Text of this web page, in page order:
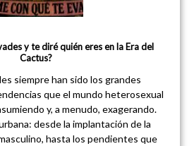
y te diré quién eres en la Era del
Cactus?
siempre han sido los grandes
que el mundo heterosexual
y, a menudo, exagerando.
desde la implantación de la
hasta los pendientes que